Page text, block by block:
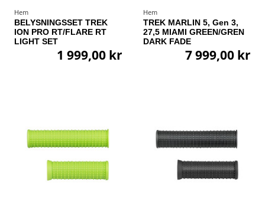
Hem
BELYSNINGSSET TREK
ION PRO RT/FLARE RT
LIGHT SET
1 999,00 kr
Hem
TREK MARLIN 5, Gen 3,
27,5 MIAMI GREEN/GREN
DARK FADE
7 999,00 kr